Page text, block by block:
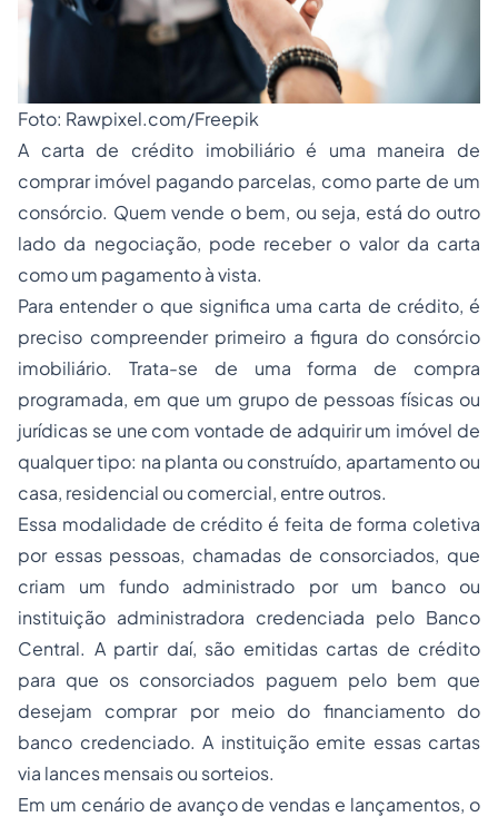
Foto: Rawpixel.com/Freepik
A carta de crédito imobiliário é uma maneira de
comprar imóvel pagando parcelas, como parte de um
consórcio. Quem vende o bem, ou seja, está do outro
lado da negociação, pode receber o valor da carta
como um pagamento à vista.
Para entender o que significa uma carta de crédito, é
preciso compreender primeiro a figura do consórcio
imobiliário. Trata-se de uma forma de compra
programada, em que um grupo de pessoas físicas ou
jurídicas se une com vontade de adquirir um imóvel de
qualquer tipo: na planta ou construído, apartamento ou
casa, residencial ou comercial, entre outros.
Essa modalidade de crédito é feita de forma coletiva
por essas pessoas, chamadas de consorciados, que
criam um fundo administrado por um banco ou
instituição administradora credenciada pelo Banco
Central. A partir daí, são emitidas cartas de crédito
para que os consorciados paguem pelo bem que
desejam comprar por meio do financiamento do
banco credenciado. A instituição emite essas cartas
via lances mensais ou sorteios.
Em um cenário de avanço de vendas e lançamentos, o